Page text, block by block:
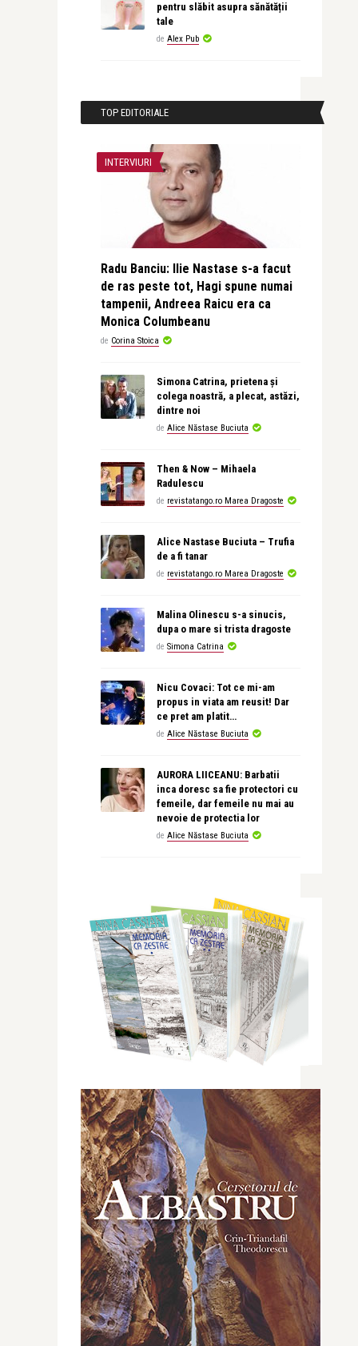
pentru slăbit asupra sănătății
tale
de Alex Pub
TOP EDITORIALE
INTERVIURI
Radu Banciu: Ilie Nastase s-a facut
de ras peste tot, Hagi spune numai
tampenii, Andreea Raicu era ca
Monica Columbeanu
de Corina Stoica
Simona Catrina, prietena și
colega noastră, a plecat, astăzi,
dintre noi
de Alice Năstase Buciuta
Then & Now – Mihaela
Radulescu
de revistatango.ro Marea Dragoste
Alice Nastase Buciuta – Trufia
de a fi tanar
de revistatango.ro Marea Dragoste
Malina Olinescu s-a sinucis,
dupa o mare si trista dragoste
de Simona Catrina
Nicu Covaci: Tot ce mi-am
propus in viata am reusit! Dar
ce pret am platit…
de Alice Năstase Buciuta
AURORA LIICEANU: Barbatii
inca doresc sa fie protectori cu
femeile, dar femeile nu mai au
nevoie de protectia lor
de Alice Năstase Buciuta